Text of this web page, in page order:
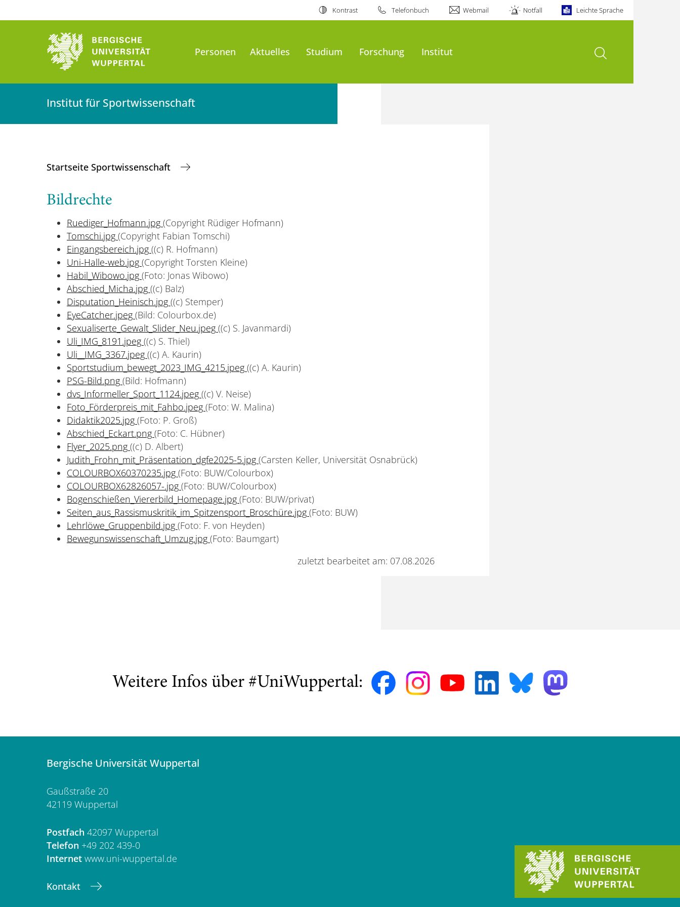
Kontrast Telefonbuch Webmail Notfall Leichte Sprache
Personen Aktuelles Studium Forschung Institut Suche öffnen
Institut für Sportwissenschaft
Startseite Sportwissenschaft
Bildrechte
Ruediger_Hofmann.jpg (Copyright Rüdiger Hofmann)
Tomschi.jpg (Copyright Fabian Tomschi)
Eingangsbereich.jpg ((c) R. Hofmann)
Uni-Halle-web.jpg (Copyright Torsten Kleine)
Habil_Wibowo.jpg (Foto: Jonas Wibowo)
Abschied_Micha.jpg ((c) Balz)
Disputation_Heinisch.jpg ((c) Stemper)
EyeCatcher.jpeg (Bild: Colourbox.de)
Sexualiserte_Gewalt_Slider_Neu.jpeg ((c) S. Javanmardi)
Uli_IMG_8191.jpeg ((c) S. Thiel)
Uli__IMG_3367.jpeg ((c) A. Kaurin)
Sportstudium_bewegt_2023_IMG_4215.jpeg ((c) A. Kaurin)
PSG-Bild.png (Bild: Hofmann)
dvs_Informeller_Sport_1124.jpeg ((c) V. Neise)
Foto_Förderpreis_mit_Fahbo.jpeg (Foto: W. Malina)
Didaktik2025.jpg (Foto: P. Groß)
Abschied_Eckart.png (Foto: C. Hübner)
Flyer_2025.png ((c) D. Albert)
Judith_Frohn_mit_Präsentation_dgfe2025-5.jpg (Carsten Keller, Universität Osnabrück)
COLOURBOX60370235.jpg (Foto: BUW/Colourbox)
COLOURBOX62826057-.jpg (Foto: BUW/Colourbox)
Bogenschießen_Viererbild_Homepage.jpg (Foto: BUW/privat)
Seiten_aus_Rassismuskritik_im_Spitzensport_Broschüre.jpg (Foto: BUW)
Lehrlöwe_Gruppenbild.jpg (Foto: F. von Heyden)
Bewegunswissenschaft_Umzug.jpg (Foto: Baumgart)
zuletzt bearbeitet am: 07.08.2026
Weitere Infos über #UniWuppertal:
Bergische Universität Wuppertal
Gaußstraße 20
42119 Wuppertal
Postfach 42097 Wuppertal
Telefon +49 202 439-0
Internet www.uni-wuppertal.de
Kontakt